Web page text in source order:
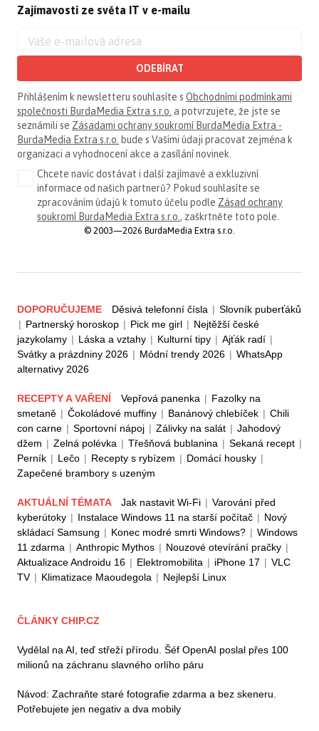
Zajímavosti ze světa IT v e-mailu
ODEBÍRAT
Přihlášením k newsletteru souhlasíte s Obchodními podmínkami
společnosti BurdaMedia Extra s.r.o. a potvrzujete, že jste se
seznámili se Zásadami ochrany soukromí BurdaMedia Extra -
BurdaMedia Extra s.r.o. bude s Vašimi údaji pracovat zejména k
organizaci a vyhodnocení akce a zasílání novinek.
Chcete navíc dostávat i další zajímavé a exkluzivní
informace od našich partnerů? Pokud souhlasíte se
zpracováním údajů k tomuto účelu podle Zásad ochrany
soukromí BurdaMedia Extra s.r.o. , zaškrtněte toto pole.
© 2003—2026 BurdaMedia Extra s.r.o.
DOPORUČUJEME Děsivá telefonní čísla | Slovník puberťáků
| Partnerský horoskop | Pick me girl | Nejtěžší české
jazykolamy | Láska a vztahy | Kulturní tipy | Ajťák radí |
Svátky a prázdniny 2026 | Módní trendy 2026 | WhatsApp
alternativy 2026
RECEPTY A VAŘENÍ Vepřová panenka | Fazolky na
smetaně | Čokoládové muffiny | Banánový chlebíček | Chili
con carne | Sportovní nápoj | Zálivky na salát | Jahodový
džem | Zelná polévka | Třešňová bublanina | Sekaná recept |
Perník | Lečo | Recepty s rybízem | Domácí housky |
Zapečené brambory s uzeným
AKTUÁLNÍ TÉMATA Jak nastavit Wi-Fi | Varování před
kyberútoky | Instalace Windows 11 na starší počítač | Nový
skládací Samsung | Konec modré smrti Windows? | Windows
11 zdarma | Anthropic Mythos | Nouzové otevírání pračky |
Aktualizace Androidu 16 | Elektromobilita | iPhone 17 | VLC
TV | Klimatizace Maoudegola | Nejlepší Linux
ČLÁNKY CHIP.CZ
Vydělal na AI, teď střeží přírodu. Šéf OpenAI poslal přes 100
milionů na záchranu slavného orlího páru
Návod: Zachraňte staré fotografie zdarma a bez skeneru.
Potřebujete jen negativ a dva mobily